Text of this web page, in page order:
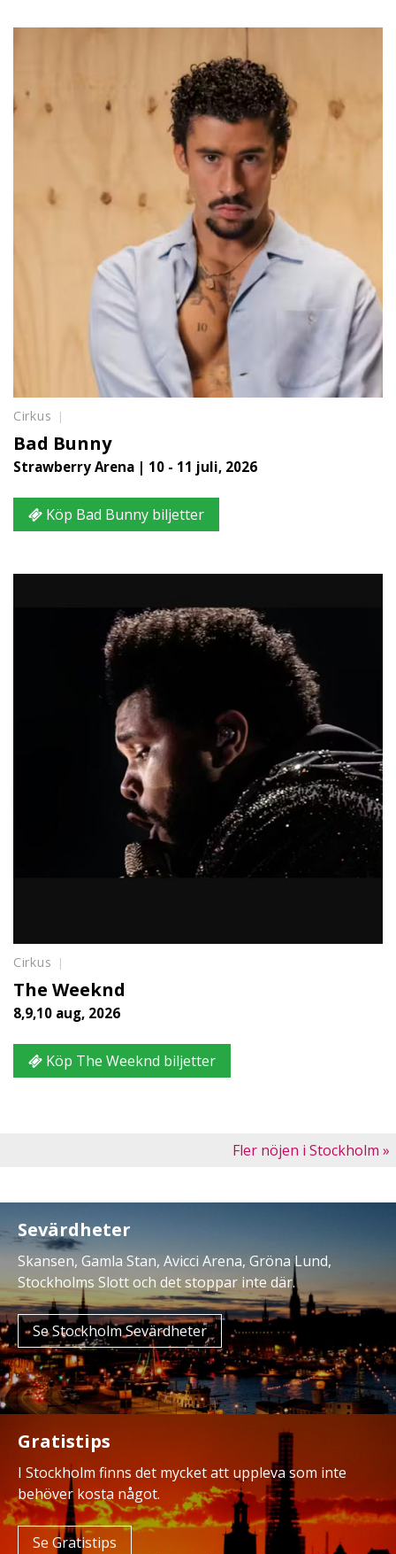
Cirkus
Bad Bunny
Strawberry Arena | 10 - 11 juli, 2026
Köp Bad Bunny biljetter
Cirkus
The Weeknd
8,9,10 aug, 2026
Köp The Weeknd biljetter
Fler nöjen i Stockholm »
Sevärdheter
Skansen, Gamla Stan, Avicci Arena, Gröna Lund,
Stockholms Slott och det stoppar inte där.
Se Stockholm Sevärdheter
Gratistips
I Stockholm finns det mycket att uppleva som inte
behöver kosta något.
Se Gratistips